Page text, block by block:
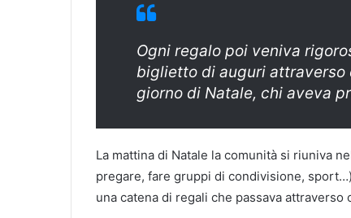
Ogni regalo poi veniva
biglietto di auguri attraverso
giorno di Natale, chi aveva
La mattina di Natale la comunità si riuniva
pregare, fare gruppi di condivisione,
una catena di regali che passava